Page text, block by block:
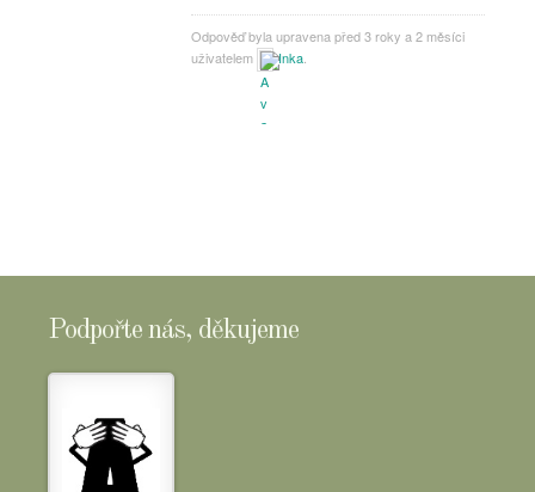
Odpověď byla upravena před 3 roky a 2 měsíci
uživatelem
Inka
Podpořte nás, děkujeme